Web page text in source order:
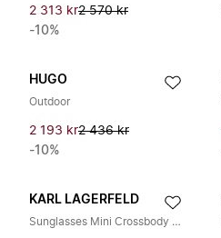
2 313 kr2 570 kr
-10%
HUGO
Outdoor
2 193 kr2 436 kr
-10%
KARL LAGERFELD
Sunglasses Mini Crossbody Bag